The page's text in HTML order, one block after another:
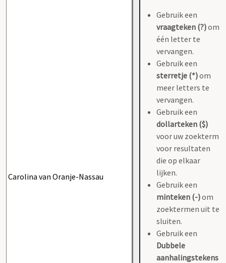
Gebruik een
vraagteken (?)om
één letter te
vervangen.
Gebruik een
sterretje (*)om
meer letters te
vervangen.
Gebruik een
dollarteken ($)
voor uw zoekterm
voor resultaten
die op elkaar
lijken.
Gebruik een
minteken (-)om
zoektermen uit te
sluiten.
Gebruik een
Dubbele
aanhalingstekens